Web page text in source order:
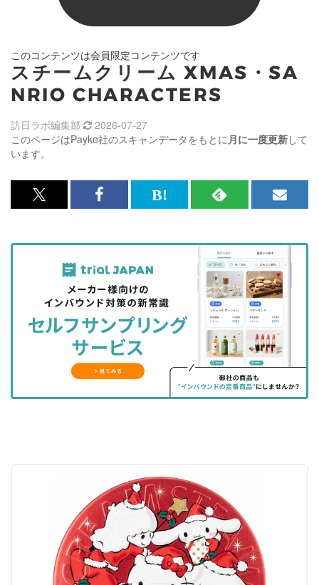
このコンテンツは会員限定コンテンツです
スチームクリーム XMAS・SA
NRIO CHARACTERS
このページはPayke社のスキャンデータをもとに月に一度更新して
います。
訪日ラボ編集部 2026-07-27
x<br>
記
を
シ
ェ
る
Facebook<br>
記
事
を
シ
ェ
ア
す
る
は
な
ッ
ク
マ
に
RSS
記
事
を
購
読
す
る
メ
マ
ガ
登
録
す
る